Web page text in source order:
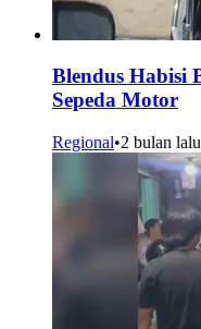
Blendus Habisi
Sepeda Motor
Regional•2 bulan lalu